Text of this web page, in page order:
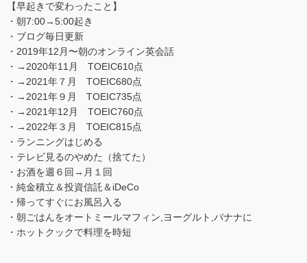
【早起きで変わったこと】
・朝7:00→5:00起き
・ブログ毎日更新
・2019年12月〜朝のオンライン英会話
・→2020年11月 TOEIC610点
・→2021年７月 TOEIC680点
・→2021年９月 TOEIC735点
・→2021年12月 TOEIC760点
・→2022年３月 TOEIC815点
・ランニングはじめる
・テレビ見るのやめた（捨てた）
・お酒を週６回→月１回
・純金積立＆投資信託＆iDeCo
・帰ってすぐにお風呂入る
・朝ごはんをオートミールマフィン,ヨーグルト,バナナに
・ホットクックで料理を時短